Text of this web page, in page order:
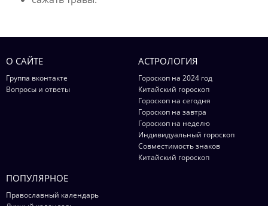
О САЙТЕ
Группа вконтакте
Вопросы и ответы
АСТРОЛОГИЯ
Гороскоп на 2024 год
Китайский гороскоп
Гороскоп на сегодня
Гороскоп на завтра
Гороскоп на неделю
Индивидуальный гороскоп
Совместимость знаков
Китайский гороскоп
ПОПУЛЯРНОЕ
Православный календарь